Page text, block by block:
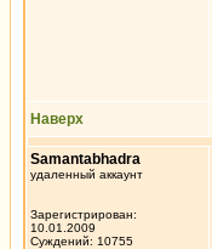
Наверх
Samantabhadra
удаленный аккаунт
Зарегистрирован:
10.01.2009
Суждений: 10755